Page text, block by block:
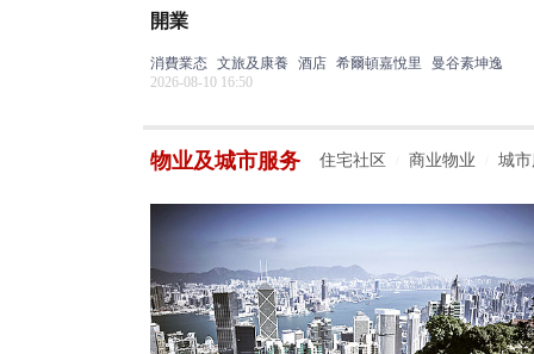
開業
消費業态 文旅及康養 酒店 希爾頓嘉悅里
曼谷素坤逸
2026-08-10 16:50
物业及城市服务 住宅社区 商业物业 城